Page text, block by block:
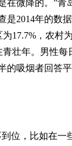
在微降的。”青
2014年的数
17.7%，农村
壮年。男性每
的吸烟者回答
，比如在一